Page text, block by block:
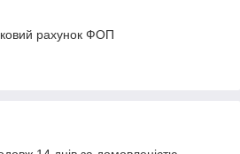
рахунок ФОП